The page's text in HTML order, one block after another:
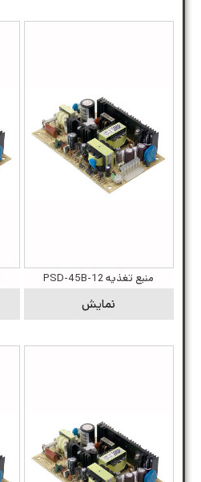
منبع تغذیه PSD-45B-12
نمایش